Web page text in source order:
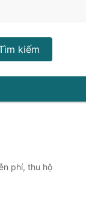
kiếm
phí, thu hộ